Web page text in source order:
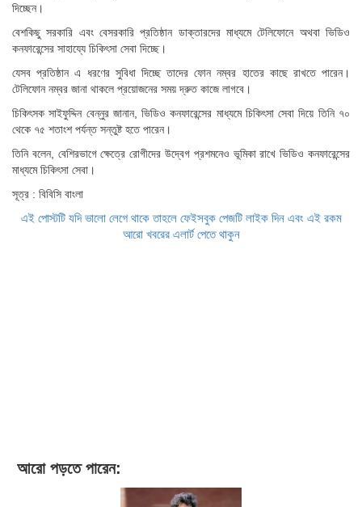
দিচ্ছেন।
বেশকিছু সরকারি এবং বেসরকারি প্রতিষ্ঠান ডাক্তারদের মাধ্যমে টেলিফোনে অথবা ভিডিও
কনফারেন্সের সাহায্যে চিকিৎসা সেবা দিচ্ছে।
যেসব প্রতিষ্ঠান এ ধরণের সুবিধা দিচ্ছে তাদের ফোন নম্বর হাতের কাছে রাখতে পারেন।
টেলিফোন নম্বর জানা থাকলে প্রয়োজনের সময় দ্রুত কাজে লাগবে।
চিকিৎসক সাইফুদ্দিন বেন্নুর জানান, ভিডিও কনফারেন্সের মাধ্যমে চিকিৎসা সেবা দিয়ে তিনি ৭০
থেকে ৭৫ শতাংশ পর্যন্ত সন্তুষ্ট হতে পারেন।
তিনি বলেন, বেশিরভাগে ক্ষেত্রে রোগীদের উদ্বেগ প্রশমনেও ভূমিকা রাখে ভিডিও কনফারেন্সের
মাধ্যমে চিকিৎসা সেবা।
সূত্র : বিবিসি বাংলা
এই পোস্টটি যদি ভালো লেগে থাকে তাহলে ফেইসবুক পেজটি লাইক দিন এবং এই রকম
আরো খবরের এলার্ট পেতে থাকুন
আরো পড়তে পারেন: